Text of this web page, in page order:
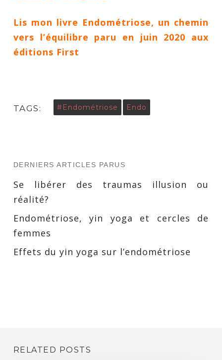
Lis mon livre Endométriose, un chemin
vers l’équilibre paru en juin 2020 aux
éditions First
TAGS: #endométriose Endo
DERNIERS ARTICLES PARUS
Se libérer des traumas illusion ou
réalité?
Endométriose, yin yoga et cercles de
femmes
Effets du yin yoga sur l’endométriose
RELATED POSTS